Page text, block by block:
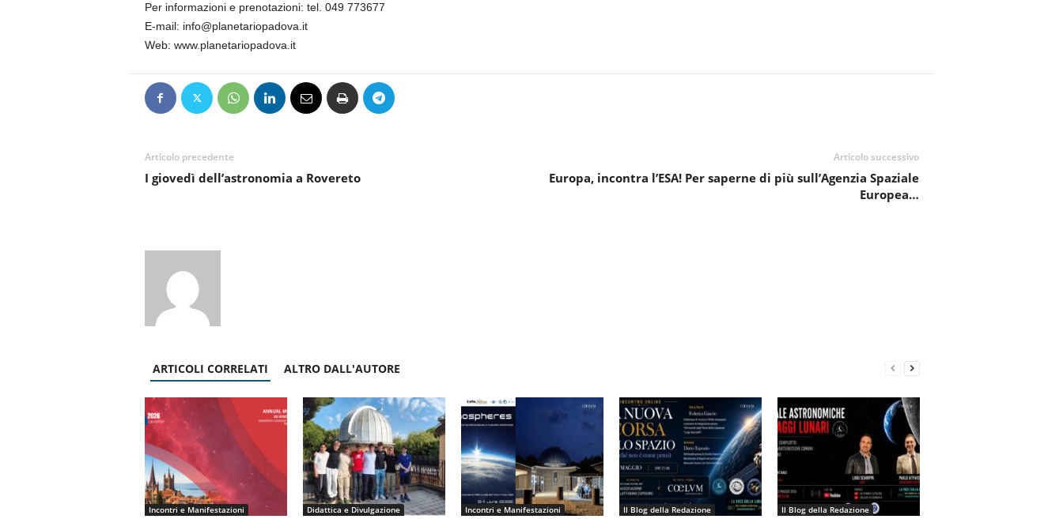
Per informazioni e prenotazioni: tel. 049 773677
E-mail: info@planetariopadova.it
Web: www.planetariopadova.it
Articolo precedente
I giovedì dell’astronomia a Rovereto
Articolo successivo
Europa, incontra l’ESA! Per saperne di più sull’Agenzia Spaziale
Europea…
ARTICOLI CORRELATI ALTRO DALL'AUTORE
Incontri e Manifestazioni Didattica e Divulgazione Incontri e Manifestazioni Il Blog della Redazione Il Blog della Redazione